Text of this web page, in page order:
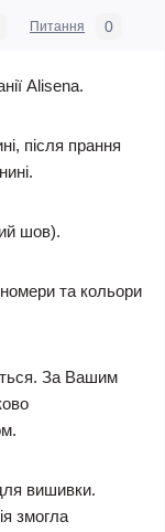
Питання 0
Alisena.
після прання
шов).
та кольори
За Вашим
вишивки.
змогла